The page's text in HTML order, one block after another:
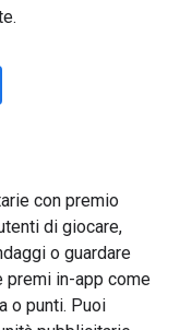
con premio
di giocare,
o guardare
premi in-app come
o punti. Puoi